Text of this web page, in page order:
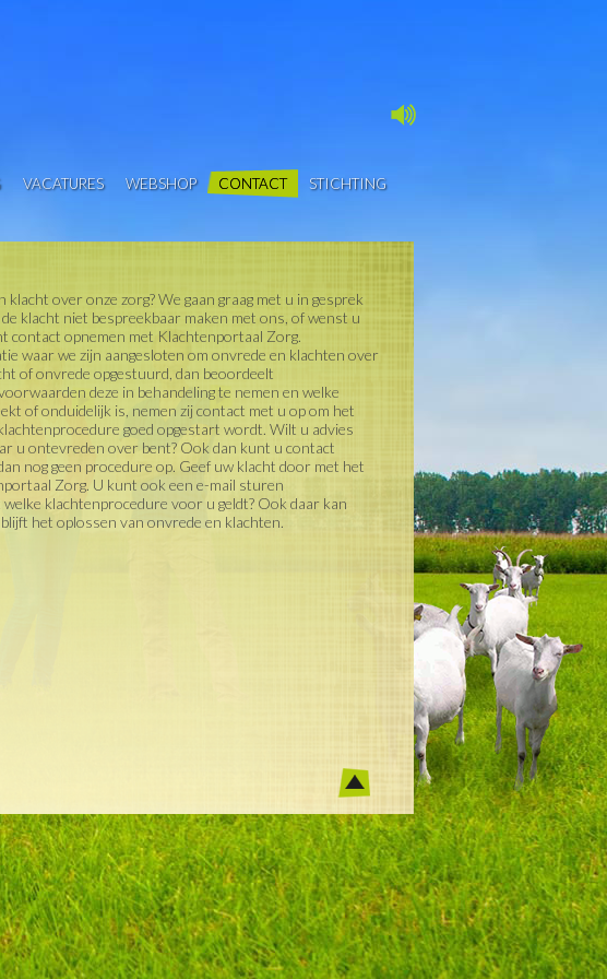
VACATURES WEBSHOP CONTACT STICHTING
over onze zorg? We gaan graag met u in gesprek
klacht niet bespreekbaar maken met ons, of wenst u
contact opnemen met Klachtenportaal Zorg.
waar we zijn aangesloten om onvrede en klachten over
of onvrede opgestuurd, dan beoordeelt
deze in behandeling te nemen en welke
of onduidelijk is, nemen zij contact met u op om het
goed opgestart wordt. Wilt u advies
u ontevreden over bent? Ook dan kunt u contact
nog geen procedure op. Geef uw klacht door met het
Zorg. U kunt ook een e-mail sturen
welke klachtenprocedure voor u geldt? Ook daar kan
het oplossen van onvrede en klachten.